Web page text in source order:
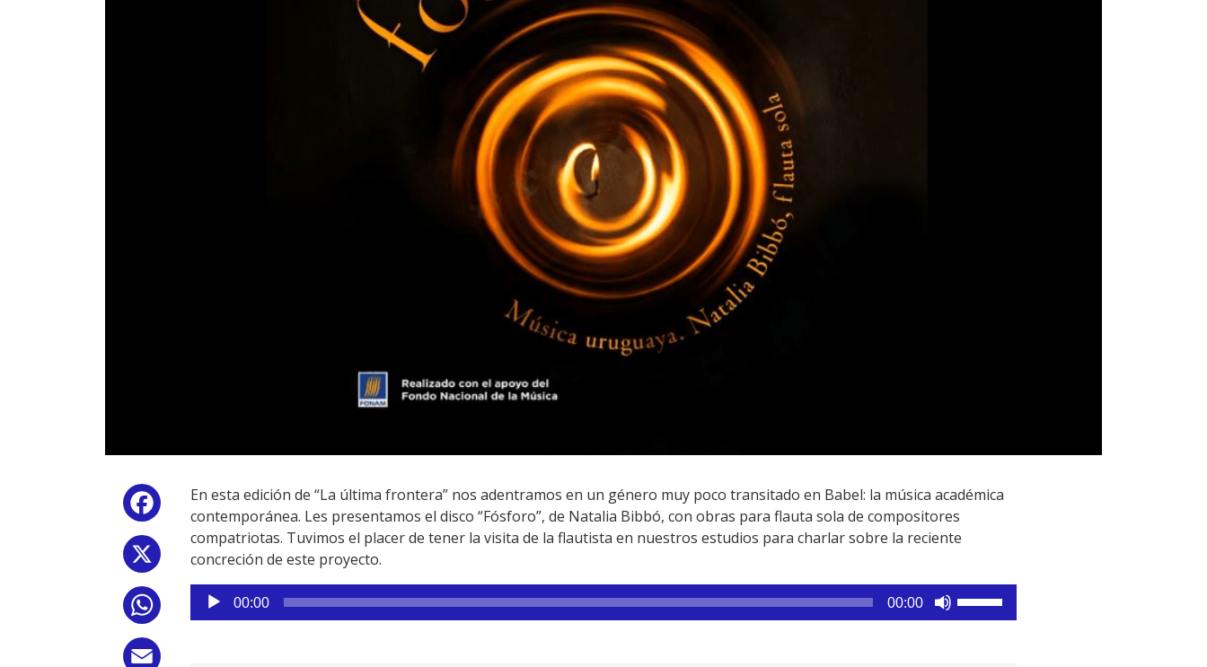
Facebook
WhatsApp
En esta edición de “La última frontera” nos adentramos en un género muy poco transitado en Babel: la música académica
contemporánea. Les presentamos el disco “Fósforo”, de Natalia Bibbó, con obras para flauta sola de compositores
compatriotas. Tuvimos el placer de tener la visita de la flautista en nuestros estudios para charlar sobre la reciente
concreción de este proyecto.
Reproductor
de
00:00 00:00